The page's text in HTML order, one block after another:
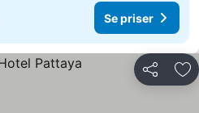
Se priser
Del